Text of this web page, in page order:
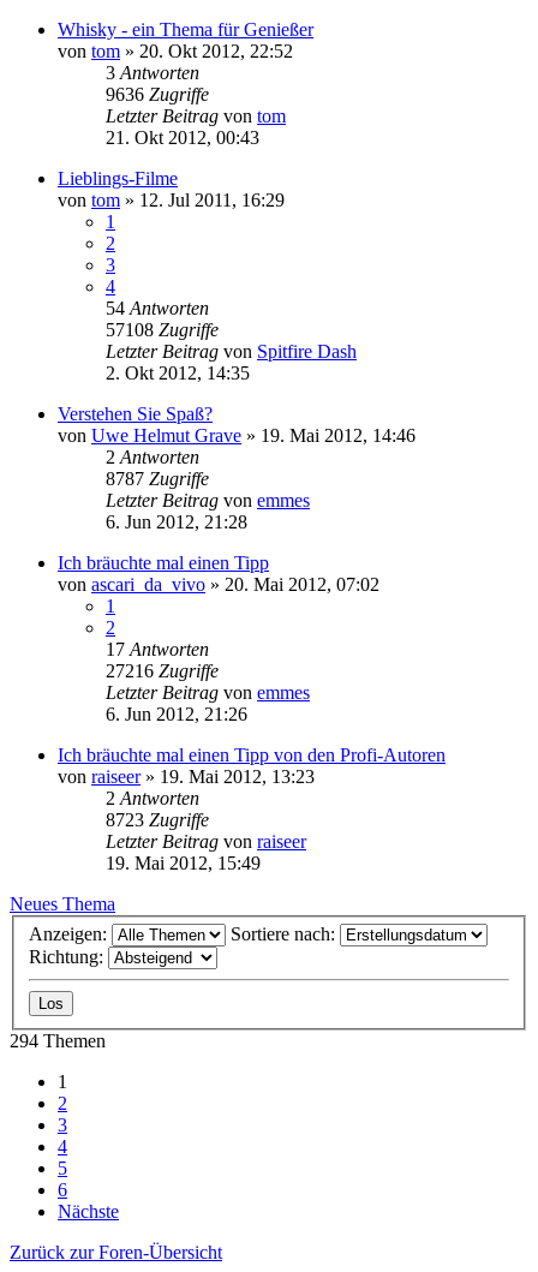
Whisky - ein Thema für Genießer
von tom » 20. Okt 2012, 22:52
3 Antworten
9636 Zugriffe
Letzter Beitrag von tom
21. Okt 2012, 00:43
Lieblings-Filme
von tom » 12. Jul 2011, 16:29
1
2
3
4
54 Antworten
57108 Zugriffe
Letzter Beitrag von Spitfire Dash
2. Okt 2012, 14:35
Verstehen Sie Spaß?
von Uwe Helmut Grave » 19. Mai 2012, 14:46
2 Antworten
8787 Zugriffe
Letzter Beitrag von emmes
6. Jun 2012, 21:28
Ich bräuchte mal einen Tipp
von ascari_da_vivo » 20. Mai 2012, 07:02
1
2
17 Antworten
27216 Zugriffe
Letzter Beitrag von emmes
6. Jun 2012, 21:26
Ich bräuchte mal einen Tipp von den Profi-Autoren
von raiseer» 19. Mai 2012, 13:23
2 Antworten
8723 Zugriffe
Letzter Beitrag von raiseer
19. Mai 2012, 15:49
Neues Thema
Anzeigen:
Sortiere nach:
Richtung:
294 Themen
1
2
3
4
5
6
Nächste
Zurück zur Foren-Übersicht